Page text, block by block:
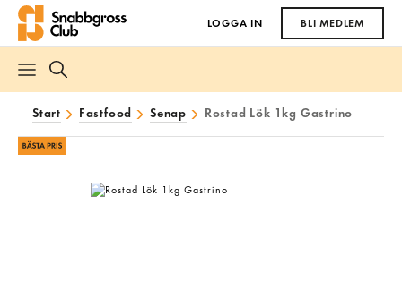
LOGGA IN BLI MEDLEM
Start Fastfood Senap Rostad Lök 1kg Gastrino